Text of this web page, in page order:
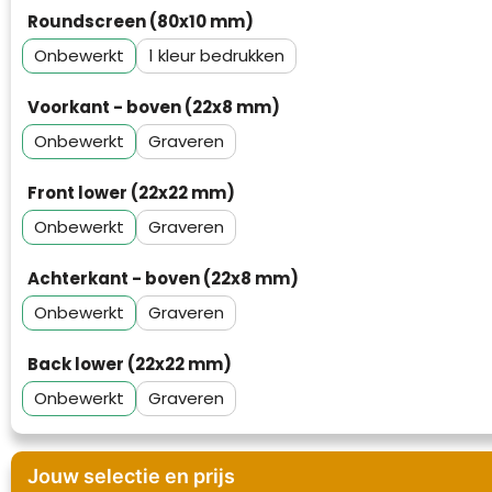
Waterman
Roundscreen (80x10 mm)
Onbewerkt
1
Voorkant - boven (22x8 mm)
Onbewerkt
Graveren
Front lower (22x22 mm)
Onbewerkt
Graveren
Achterkant - boven (22x8 mm)
Onbewerkt
Graveren
Back lower (22x22 mm)
Onbewerkt
Graveren
Jouw selectie en prijs